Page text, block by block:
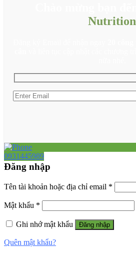
Nutrition
0931445989
Đăng nhập
Tên tài khoản hoặc địa chỉ email *
Mật khẩu *
Ghi nhớ mật khẩu Đăng nhập
Quên mật khẩu?